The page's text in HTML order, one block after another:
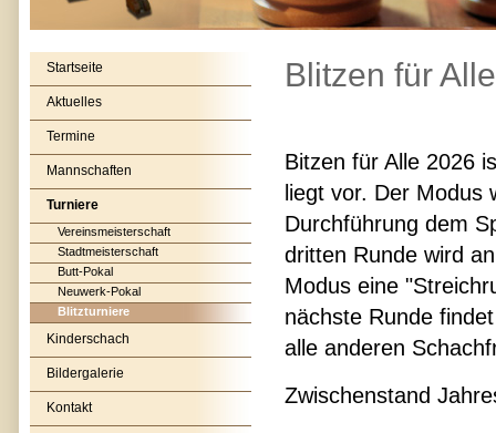
Startseite
Aktuelles
Termine
Mannschaften
Turniere
Vereinsmeisterschaft
Stadtmeisterschaft
Butt-Pokal
Neuwerk-Pokal
Blitzturniere
Kinderschach
Bildergalerie
Kontakt
Blitzen für
Bitzen für Alle 2026
liegt vor. Der Modus
Durchführung dem
dritten Runde wird
Modus eine
nächste Runde
alle anderen
Zwischenstand